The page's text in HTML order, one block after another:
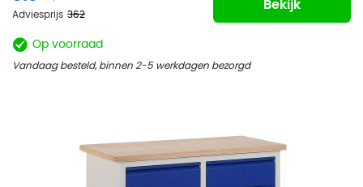
Adviesprijs 362
Bekijk
Op voorraad
Vandaag besteld, binnen 2-5 werkdagen bezorgd